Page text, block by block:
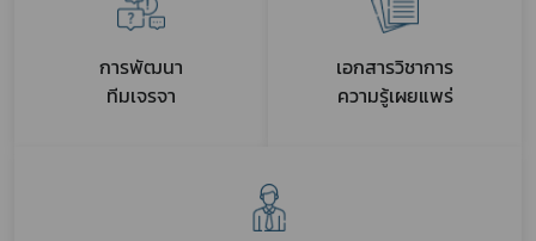
การพัฒนา
ทีมเจรจา
เอกสารวิชาการ
ความรู้เผยแพร่